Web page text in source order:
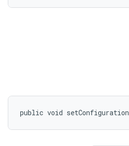
public void